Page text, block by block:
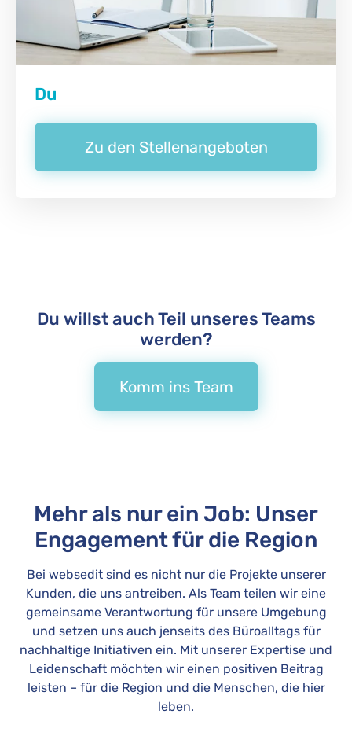
Du
Zu den Stellenangeboten
Du willst auch Teil unseres Teams
werden?
Komm ins Team
Mehr als nur ein Job: Unser
Engagement für die Region
Bei websedit sind es nicht nur die Projekte unserer
Kunden, die uns antreiben. Als Team teilen wir eine
gemeinsame Verantwortung für unsere Umgebung
und setzen uns auch jenseits des Büroalltags für
nachhaltige Initiativen ein. Mit unserer Expertise und
Leidenschaft möchten wir einen positiven Beitrag
leisten – für die Region und die Menschen, die hier
leben.